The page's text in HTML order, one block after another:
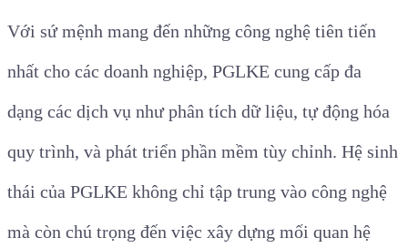
Với sứ mệnh mang đến những công nghệ tiên tiến
nhất cho các doanh nghiệp, PGLKE cung cấp đa
dạng các dịch vụ như phân tích dữ liệu, tự động hóa
quy trình, và phát triển phần mềm tùy chỉnh. Hệ sinh
thái của PGLKE không chỉ tập trung vào công nghệ
mà còn chú trọng đến việc xây dựng mối quan hệ